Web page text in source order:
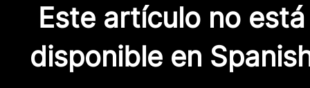
Este artículo no está
disponible en